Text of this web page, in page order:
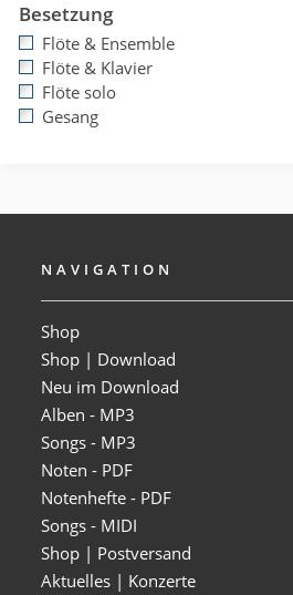
Besetzung
Flöte & Ensemble
Flöte & Klavier
Flöte solo
Gesang
NAVIGATION
Shop
Shop | Download
Neu im Download
Alben - MP3
Songs - MP3
Noten - PDF
Notenhefte - PDF
Songs - MIDI
Shop | Postversand
Aktuelles | Konzerte